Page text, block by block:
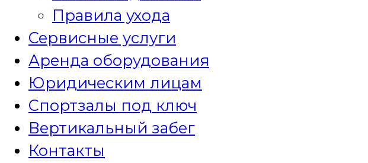
Правила ухода
Сервисные услуги
Аренда оборудования
Юридическим лицам
Спортзалы под ключ
Вертикальный забег
Контакты